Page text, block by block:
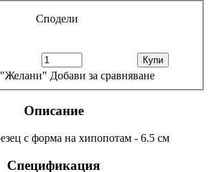
Сподели
Добави за сравняване
Описание
с форма на хипопотам - 6.5 см
Спецификация